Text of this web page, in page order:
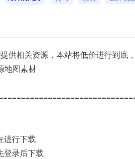
供相关资源，本站将低价进行到底
地图素材
进行下载
登录后下载